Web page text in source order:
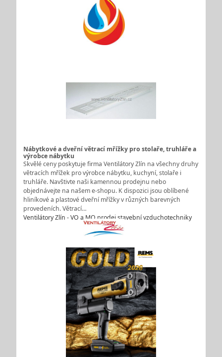
Nábytkové a dveřní větrací mřížky pro stolaře, truhláře a
výrobce nábytku
Skvělé ceny poskytuje firma Ventilátory Zlín na všechny druhy
větracích mřížek pro výrobce nábytku, kuchyní, stolaře i
truhláře. Navštivte naši kamennou prodejnu nebo
objednávejte na našem e-shopu. K dispozici jsou oblíbené
hliníkové a plastové dveřní mřížky v různých barevných
provedeních. Větrací…
Ventilátory Zlín - VO a MO prodej stavební vzduchotechniky